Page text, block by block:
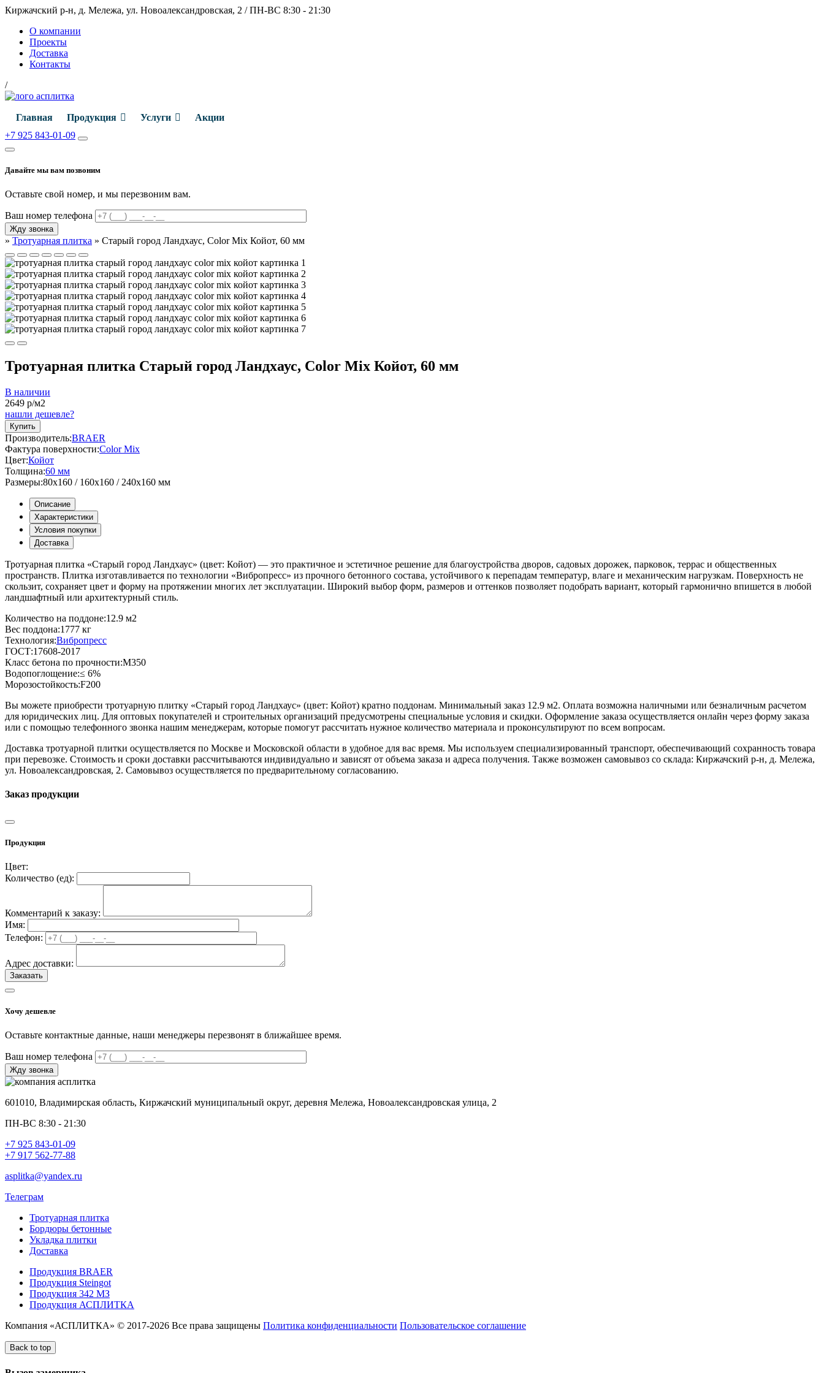
Киржачский р-н, д. Мележа, ул. Новоалександровская, 2 / ПН-ВС 8:30 - 21:30
О компании
Проекты
Доставка
Контакты
/
Главная Продукция Услуги
Акции
+7 925 843-01-09
Давайте мы вам позвоним
Оставьте свой номер, и мы перезвоним вам.
Ваш номер телефона
» Тротуарная плитка » Старый город Ландхаус, Color Mix Койот, 60 мм
Тротуарная плитка Старый город Ландхаус, Color Mix Койот, 60 мм
В наличии
2649 р/м2
нашли дешевле?
Купить
Производитель:BRAER
Фактура поверхности:Color Mix
Цвет:Койот
Толщина:60 мм
Размеры:80x160 / 160x160 / 240x160 мм
Описание
Характеристики
Условия покупки
Доставка
Тротуарная плитка «Старый город Ландхаус» (цвет: Койот) — это практичное и эстетичное решение для благоустройства дворов, садовых дорожек, парковок, террас и общественных
пространств. Плитка изготавливается по технологии «Вибропресс» из прочного бетонного состава, устойчивого к перепадам температур, влаге и механическим нагрузкам. Поверхность не
скользит, сохраняет цвет и форму на протяжении многих лет эксплуатации. Широкий выбор форм, размеров и оттенков позволяет подобрать вариант, который гармонично впишется в любой
ландшафтный или архитектурный стиль.
Количество на поддоне:12.9 м2
Вес поддона:1777 кг
Технология:Вибропресс
ГОСТ:17608-2017
Класс бетона по прочности:М350
Водопоглощение:≤ 6%
Морозостойкость:F200
Вы можете приобрести тротуарную плитку «Старый город Ландхаус» (цвет: Койот) кратно поддонам. Минимальный заказ 12.9 м2. Оплата возможна наличными или безналичным расчетом
для юридических лиц. Для оптовых покупателей и строительных организаций предусмотрены специальные условия и скидки. Оформление заказа осуществляется онлайн через форму заказа
или с помощью телефонного звонка нашим менеджерам, которые помогут рассчитать нужное количество материала и проконсультируют по всем вопросам.
Доставка тротуарной плитки осуществляется по Москве и Московской области в удобное для вас время. Мы используем специализированный транспорт, обеспечивающий сохранность товара
при перевозке. Стоимость и сроки доставки рассчитываются индивидуально и зависят от объема заказа и адреса получения. Также возможен самовывоз со склада: Киржачский р-н, д. Мележа,
ул. Новоалександровская, 2. Самовывоз осуществляется по предварительному согласованию.
Заказ продукции
Продукция
Цвет:
Количество (ед):
Комментарий к заказу:
Имя:
Телефон:
Адрес доставки:
Хочу дешевле
Оставьте контактные данные, наши менеджеры перезвонят в ближайшее время.
Ваш номер телефона
601010, Владимирская область, Киржачский муниципальный округ, деревня Мележа, Новоалександровская улица, 2
ПН-ВС 8:30 - 21:30
+7 925 843-01-09
+7 917 562-77-88
asplitka@yandex.ru
Телеграм
Тротуарная плитка
Бордюры бетонные
Укладка плитки
Доставка
Продукция BRAER
Продукция Steingot
Продукция 342 МЗ
Продукция АСПЛИТКА
Компания «АСПЛИТКА» © 2017-2026 Все права защищены Политика конфиденциальности Пользовательское соглашение
Back to top